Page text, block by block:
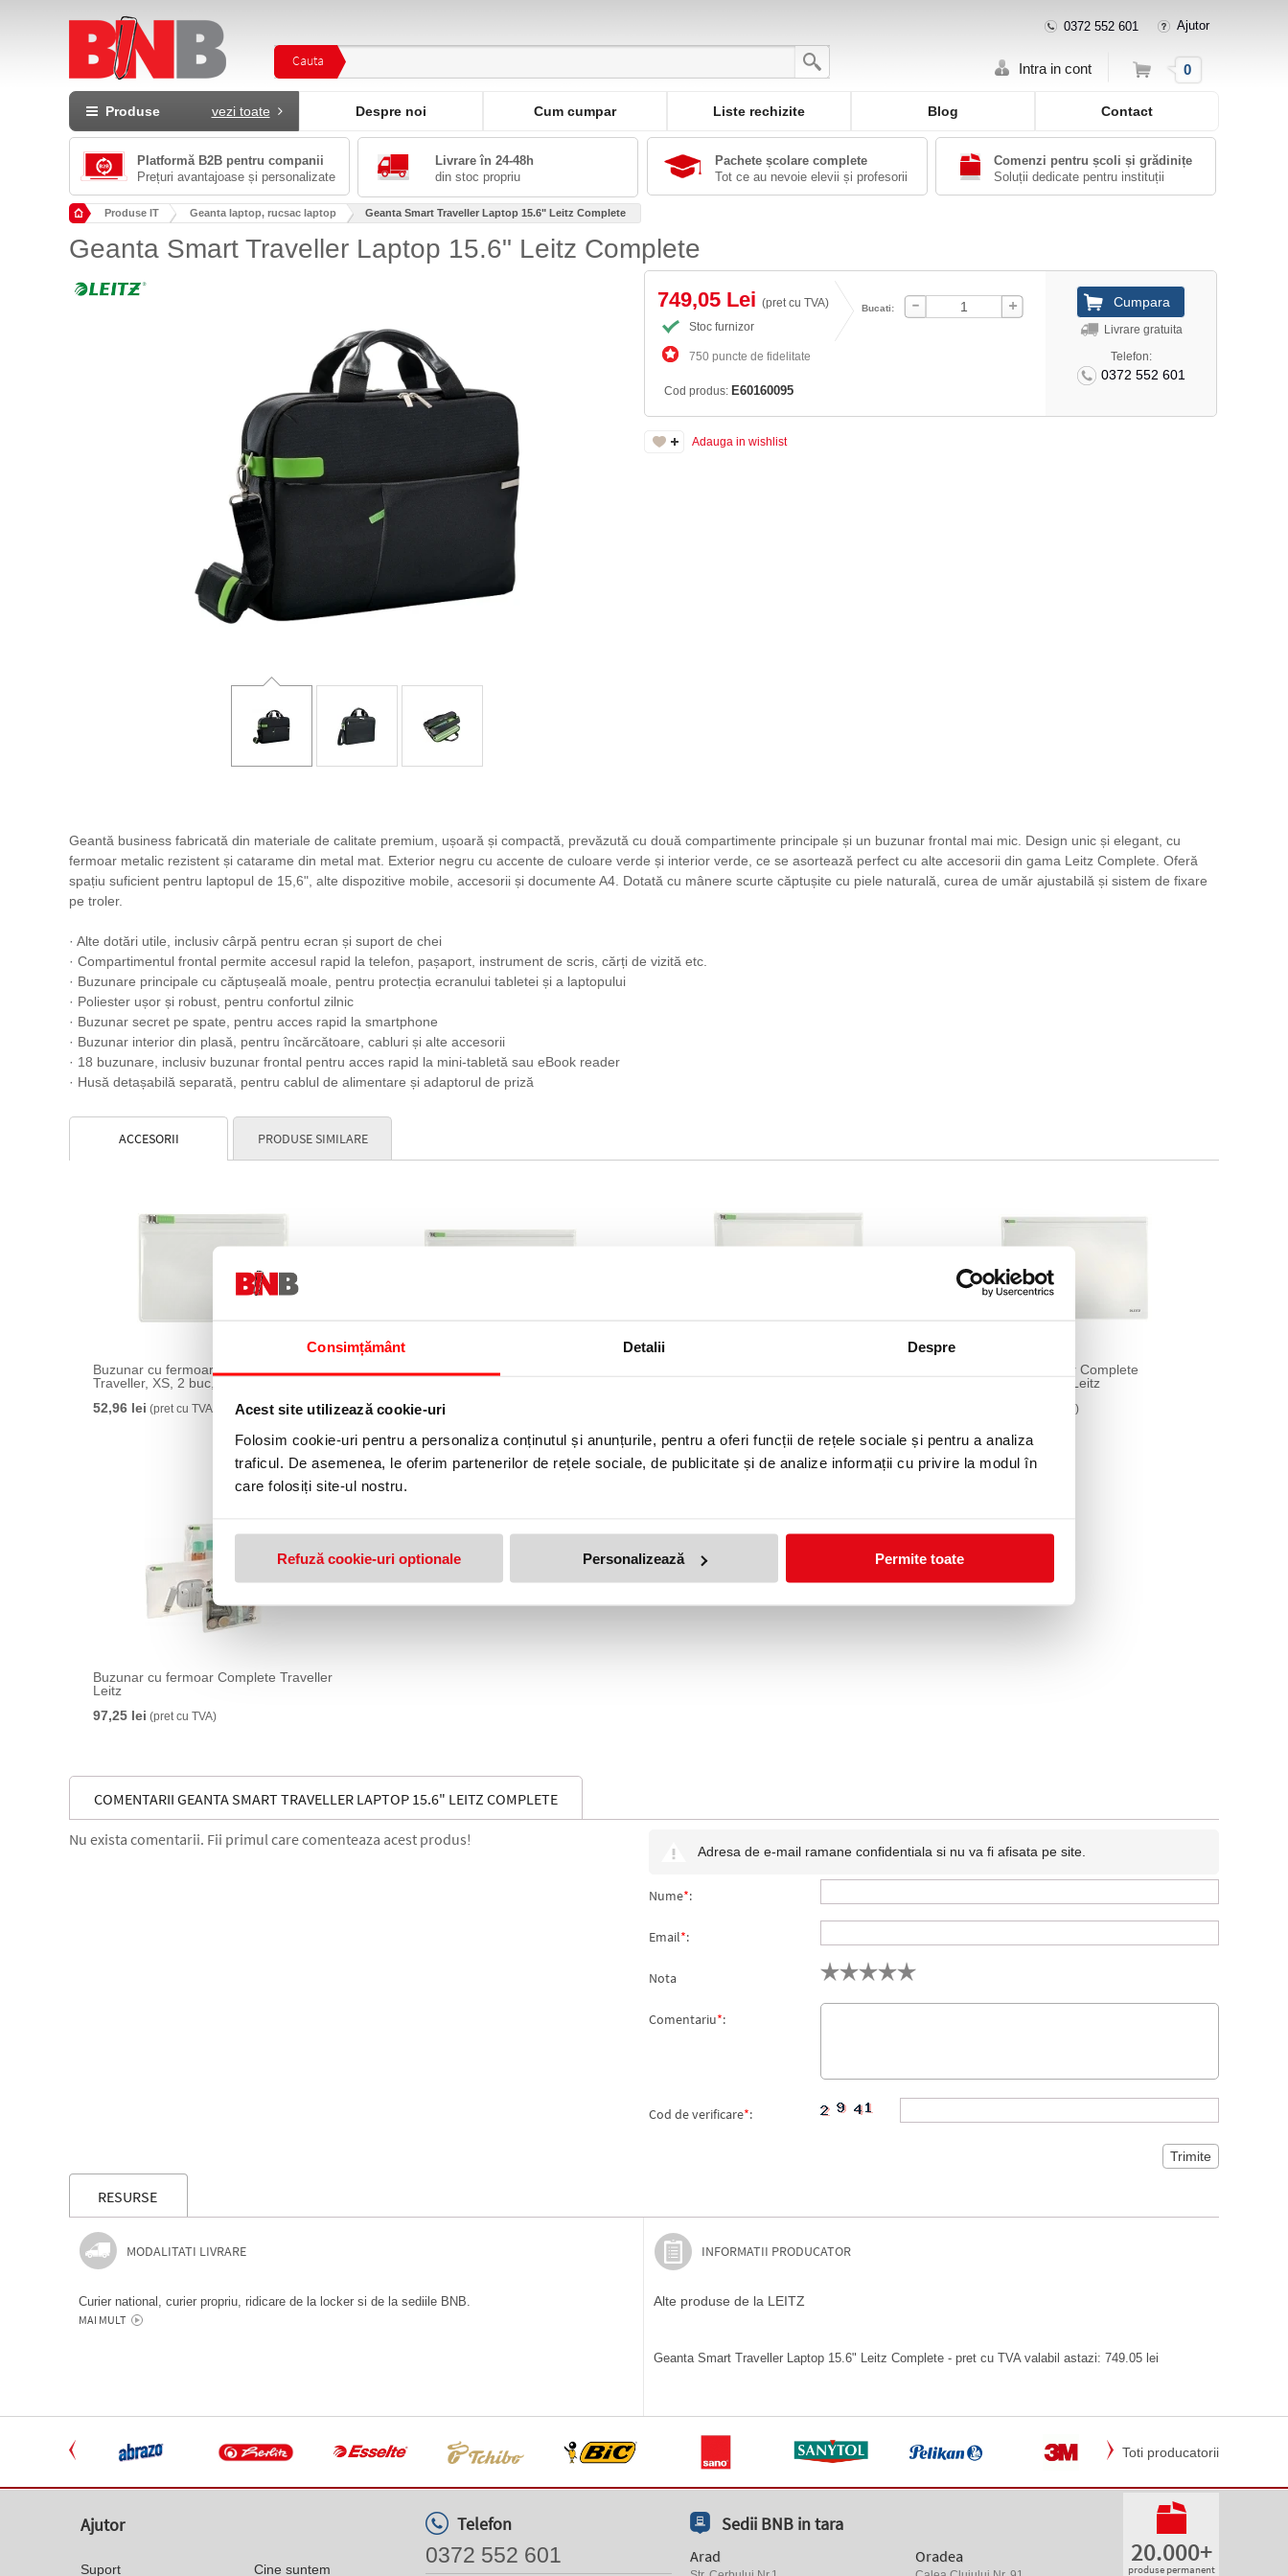
Consimțământ Detalii Despre
Acest site utilizează cookie-uri
Folosim cookie-uri pentru a personaliza conținutul și anunțurile, pentru a oferi funcții de rețele sociale și pentru a analiza
traficul. De asemenea, le oferim partenerilor de rețele sociale, de publicitate și de analize informații cu privire la modul în
care folosiți site-ul nostru.
Refuză cookie-uri optionale Personalizează Permite toate
Cauta
0372 552 601 Ajutor
Intra in cont Cos 0
Produse vezi toate Despre noi Cum cumpar Liste rechizite Blog Contact
Platformă B2B pentru companii
Prețuri avantajoase și personalizate
Livrare în 24-48h
din stoc propriu
Pachete școlare complete
Tot ce au nevoie elevii și profesorii
Comenzi pentru școli și grădinițe
Soluții dedicate pentru instituții
Produse IT Geanta laptop, rucsac laptop Geanta Smart Traveller Laptop 15.6" Leitz Complete
Geanta Smart Traveller Laptop 15.6" Leitz Complete
749,05 Lei (pret cu TVA)
Stoc furnizor
750 puncte de fidelitate
Bucati:
Cod produs: E60160095
Livrare gratuita
Telefon:
0372 552 601
Adauga in wishlist
Geantă business fabricată din materiale de calitate premium, ușoară și compactă, prevăzută cu două compartimente principale și un buzunar frontal mai mic. Design unic și elegant, cu
fermoar metalic rezistent și catarame din metal mat. Exterior negru cu accente de culoare verde și interior verde, ce se asortează perfect cu alte accesorii din gama Leitz Complete. Oferă
spațiu suficient pentru laptopul de 15,6", alte dispozitive mobile, accesorii și documente A4. Dotată cu mânere scurte căptușite cu piele naturală, curea de umăr ajustabilă și sistem de fixare
pe troler.
· Alte dotări utile, inclusiv cârpă pentru ecran și suport de chei
· Compartimentul frontal permite accesul rapid la telefon, pașaport, instrument de scris, cărți de vizită etc.
· Buzunare principale cu căptușeală moale, pentru protecția ecranului tabletei și a laptopului
· Poliester ușor și robust, pentru confortul zilnic
· Buzunar secret pe spate, pentru acces rapid la smartphone
· Buzunar interior din plasă, pentru încărcătoare, cabluri și alte accesorii
· 18 buzunare, inclusiv buzunar frontal pentru acces rapid la mini-tabletă sau eBook reader
· Husă detașabilă separată, pentru cablul de alimentare și adaptorul de priză
ACCESORII PRODUSE SIMILARE
Buzunar cu fermoar Complete
Traveller, XS, 2 buc, Leitz
52,96 lei (pret cu TVA)
Buzunar cu fermoar Complete
59,45 lei(pret cu TVA)
Buzunar cu fermoar Complete
Traveller, L, 2 buc, Leitz
(pret cu TVA)
Buzunar cu fermoar Complete Traveller
Leitz
97,25 lei (pret cu TVA)
COMENTARII GEANTA SMART TRAVELLER LAPTOP 15.6" LEITZ COMPLETE
Nu exista comentarii. Fii primul care comenteaza acest produs!
Adresa de e-mail ramane confidentiala si nu va fi afisata pe site.
Nume*:
Email*:
Nota
Comentariu*:
Cod de verificare*:
RESURSE
MODALITATI LIVRARE
Curier national, curier propriu, ridicare de la locker si de la sediile BNB.
MAI MULT
INFORMATII PRODUCATOR
Alte produse de la LEITZ
Geanta Smart Traveller Laptop 15.6" Leitz Complete - pret cu TVA valabil astazi: 749.05 lei
Toti producatorii
Ajutor
Suport Cine suntem
Telefon
0372 552 601
Sedii BNB in tara
Arad Oradea 20.000+
produse permanent